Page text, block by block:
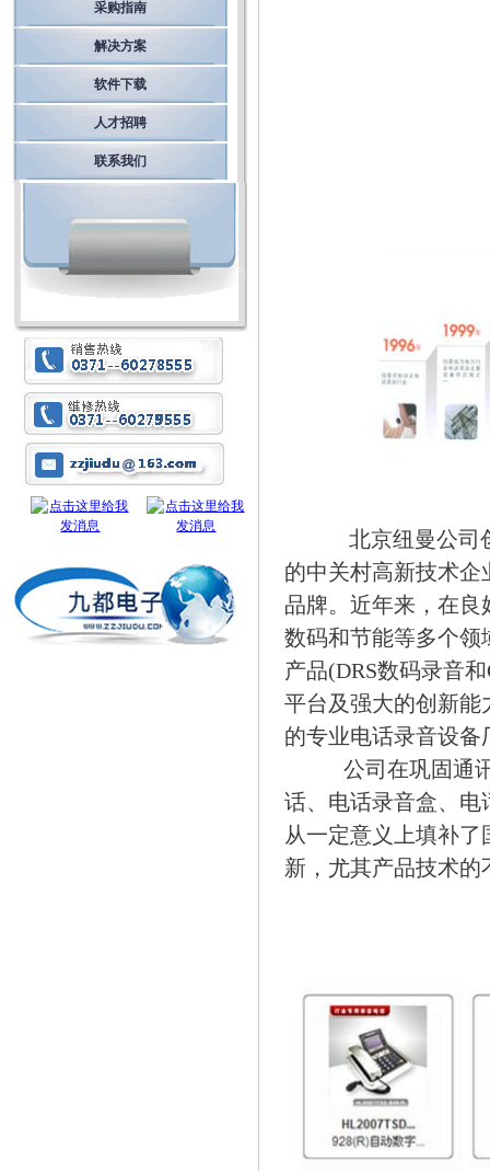
采购指南
解决方案
软件下载
人才招聘
联系我们
北京纽曼公司
的中关村高新技术企
品牌。近年来，在
数码和节能等多个领
产品(DRS数码录音
平台及强大的创新能
的专业电话录音设备
公司在巩固通讯
话、电话录音盒、电
从一定意义上填补
新，尤其产品技术